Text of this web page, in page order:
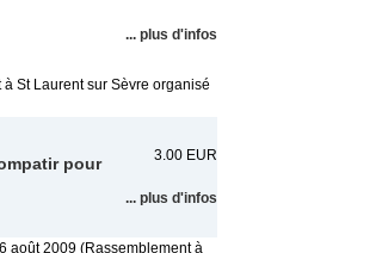
... plus d'infos
St Laurent sur Sèvre organisé
pour
3.00 EUR
... plus d'infos
août 2009 (Rassemblement à